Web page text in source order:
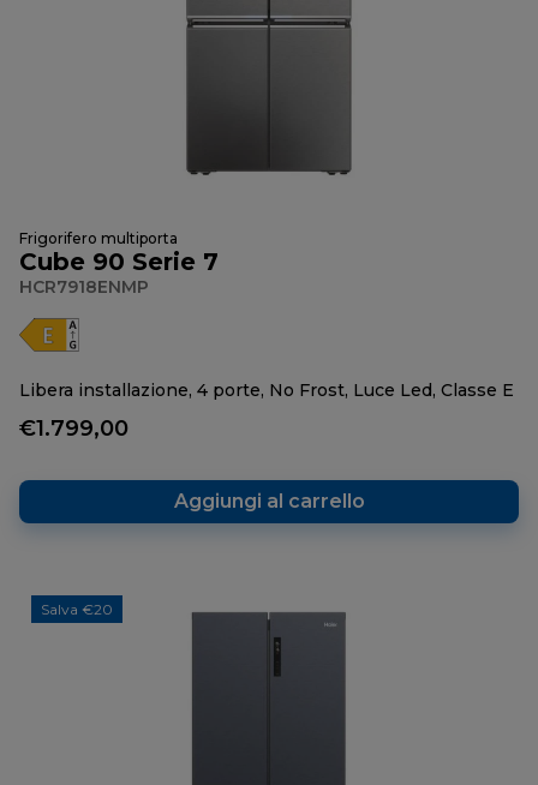
Frigorifero multiporta
Cube 90 Serie 7
HCR7918ENMP
Libera installazione, 4 porte, No Frost, Luce Led, Classe E
€1.799,00
Aggiungi al carrello
Salva €20